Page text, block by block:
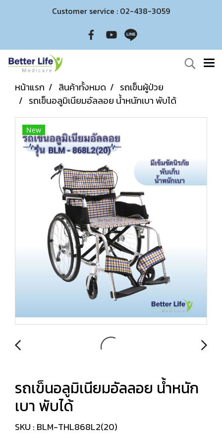
Customer service : 02-438-3059
หน้าแรก สินค้าทั้งหมด
รถเข็นผู้ป่วย
รถเข็นอลูมิเนียมอัลลอย น้ำหนักเบา พับได้
New
รถเข็นอลูมิเนียมอัลลอย น้ำหนัก
เบา พับได้
SKU : BLM-THL868L2(20)